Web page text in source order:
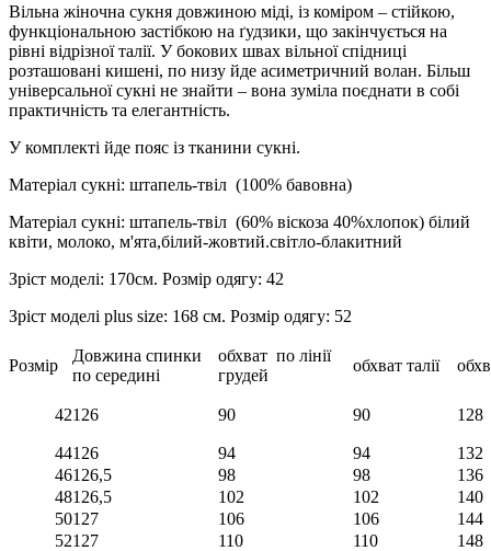
Вільна жіночна сукня довжиною міді, із коміром – стійкою,
функціональною застібкою на ґудзики, що закінчується на
рівні відрізної талії. У бокових швах вільної спідниці
розташовані кишені, по низу йде асиметричний волан. Більш
універсальної сукні не знайти – вона зуміла поєднати в собі
практичність та елегантність.
У комплекті йде пояс із тканини сукні.
Матеріал сукні: штапель-твіл (100% бавовна)
Матеріал сукні: штапель-твіл (60% віскоза 40%хлопок) білий
квіти, молоко, м'ята,білий-жовтий.світло-блакитний
Зріст моделі: 170см. Розмір одягу: 42
Зріст моделі plus size: 168 см. Розмір одягу: 52
Розмір
Довжина спинки
по середині
обхват по лінії
грудей
обхват талії
42126 90 90 128
44126 94 94
132
46126,5 98 98
136
48126,5 102 102
140
50127 106 106
144
52127 110 110
148